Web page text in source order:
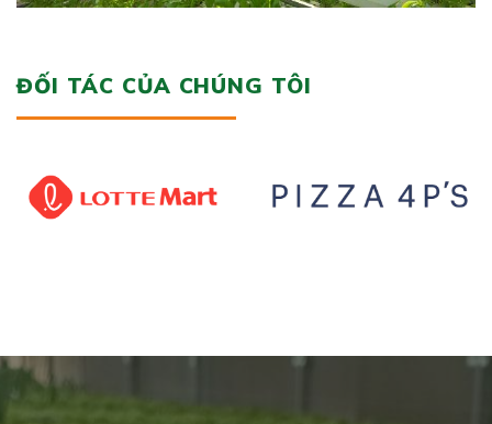
ĐỐI TÁC CỦA CHÚNG TÔI